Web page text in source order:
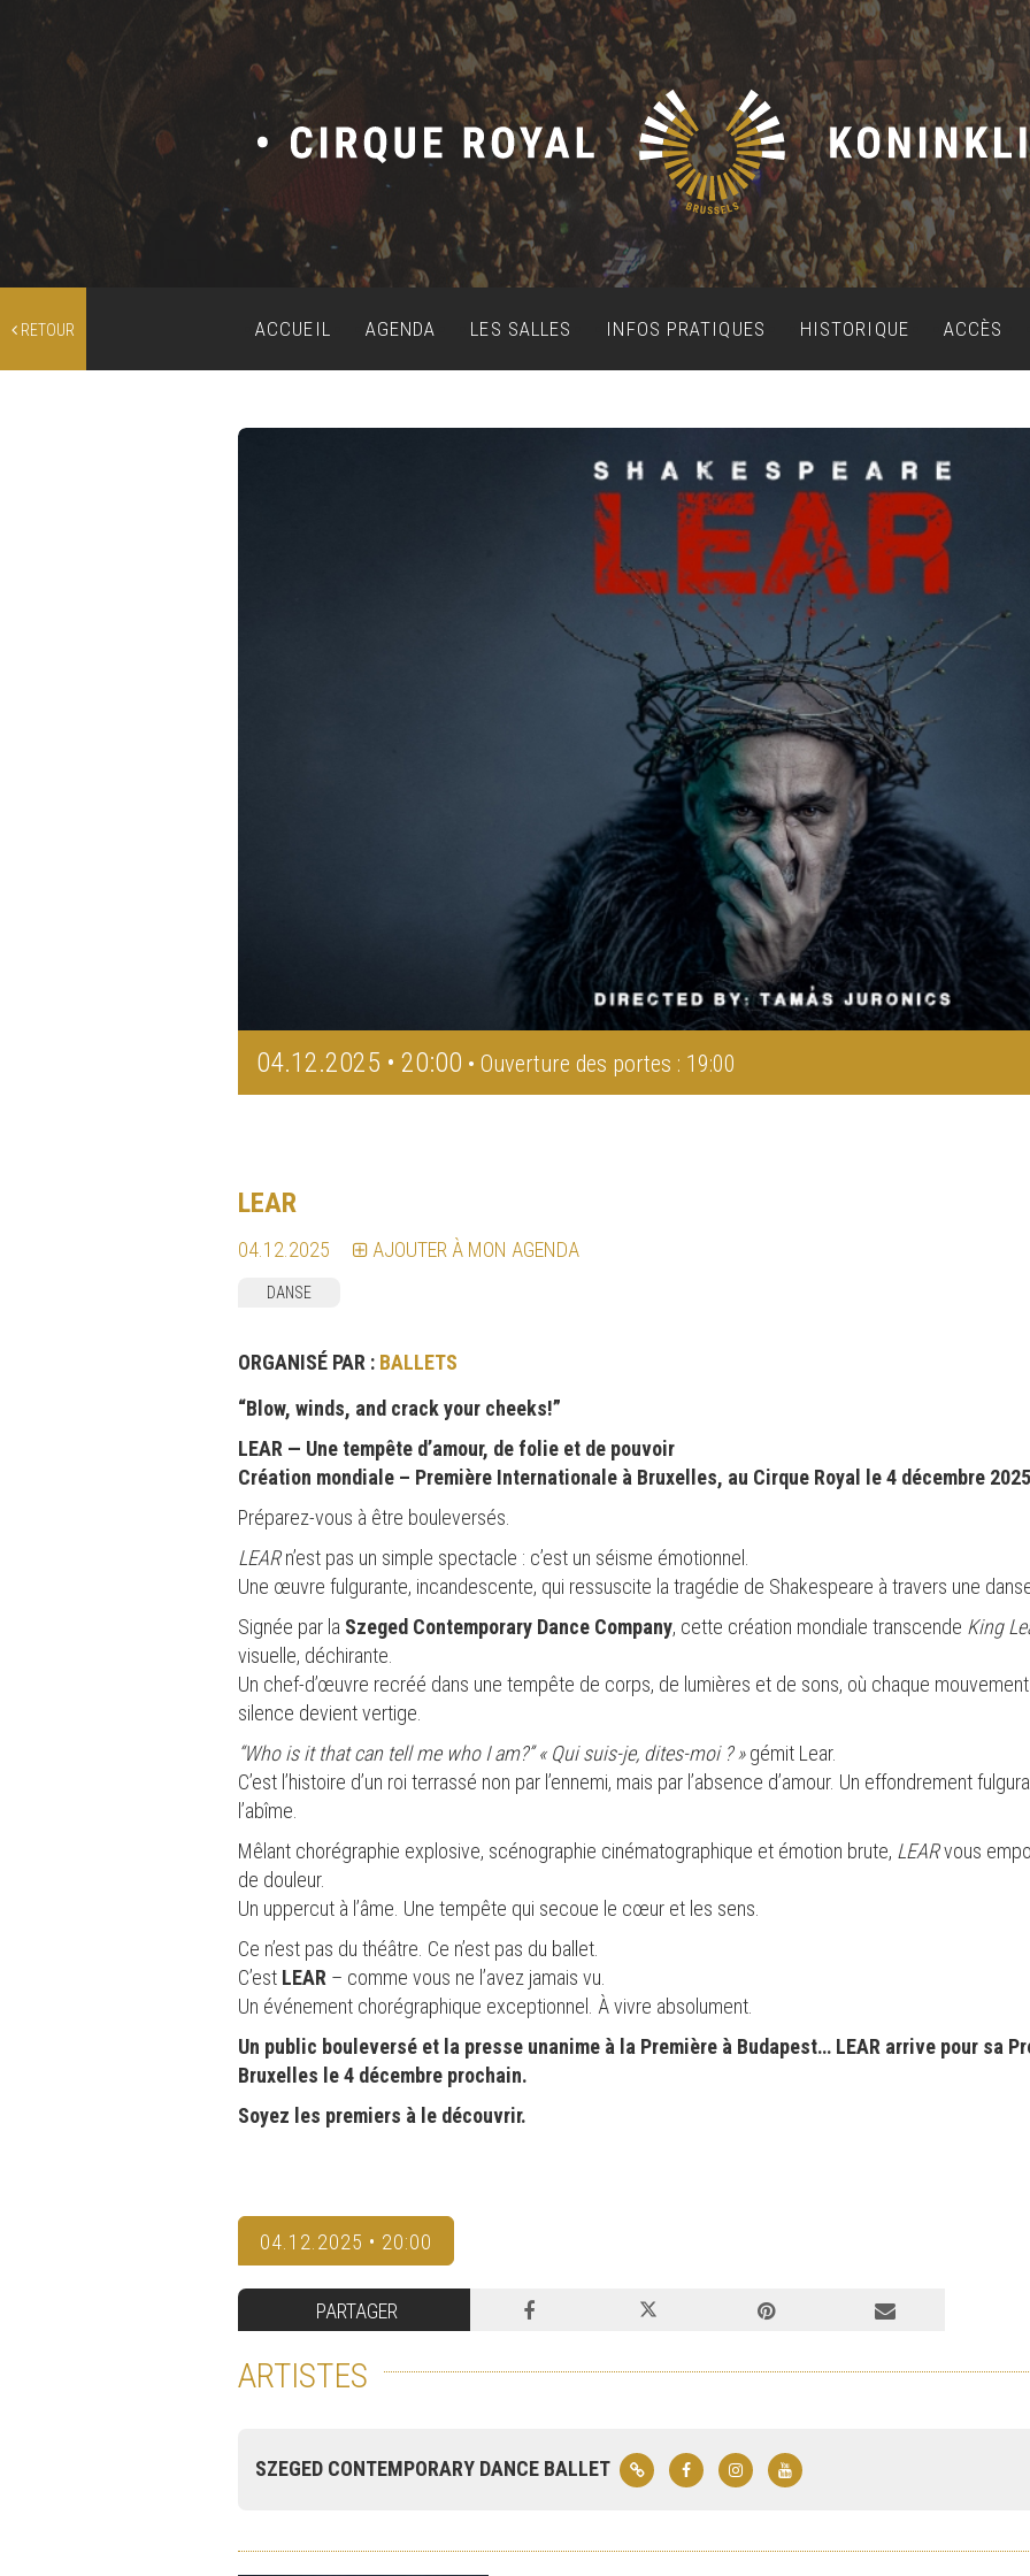
RETOUR ACCUEIL AGENDA LES SALLES INFOS PRATIQUES HISTORIQUE ACCÈS
04.12.2025 • 20:00 • Ouverture des portes : 19:00
LEAR
04.12.2025 AJOUTER À MON AGENDA
DANSE
ORGANISÉ PAR : BALLETS
“Blow, winds, and crack your cheeks!”
LEAR — Une tempête d’amour, de folie et de pouvoir
Création mondiale – Première Internationale à Bruxelles, au Cirque Royal le 4 décembre
Préparez-vous à être bouleversés.
LEARn’est pas un simple spectacle : c’est un séisme émotionnel.
Une œuvre fulgurante, incandescente, qui ressuscite la tragédie de Shakespeare à travers une danse
Signée par la Szeged Contemporary Dance Company, cette création mondiale transcende King
visuelle, déchirante.
Un chef-d’œuvre recréé dans une tempête de corps, de lumières et de sons, où chaque mouvement
silence devient vertige.
“Who is it that can tell me who I am?” « Qui suis-je, dites-moi ? »gémit Lear.
C’est l’histoire d’un roi terrassé non par l’ennemi, mais par l’absence d’amour. Un effondrement
l’abîme.
Mêlant chorégraphie explosive, scénographie cinématographique et émotion brute, LEARvous
de douleur.
Un uppercut à l’âme. Une tempête qui secoue le cœur et les sens.
Ce n’est pas du théâtre. Ce n’est pas du ballet.
C’est LEAR – comme vous ne l’avez jamais vu.
Un événement chorégraphique exceptionnel. À vivre absolument.
Un public bouleversé et la presse unanime à la Première à Budapest… LEAR arrive pour sa
Bruxelles le 4 décembre prochain.
Soyez les premiers à le découvrir.
04.12.2025 • 20:00
PARTAGER
ARTISTES
SZEGED CONTEMPORARY DANCE BALLET